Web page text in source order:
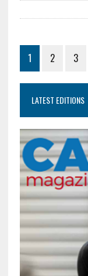
1 2 3
LATEST EDITIONS